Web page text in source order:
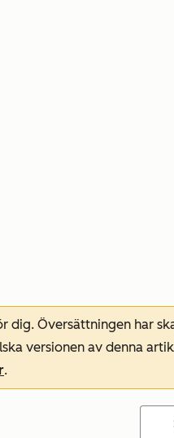
dig. Översättningen har
versionen av denna
.